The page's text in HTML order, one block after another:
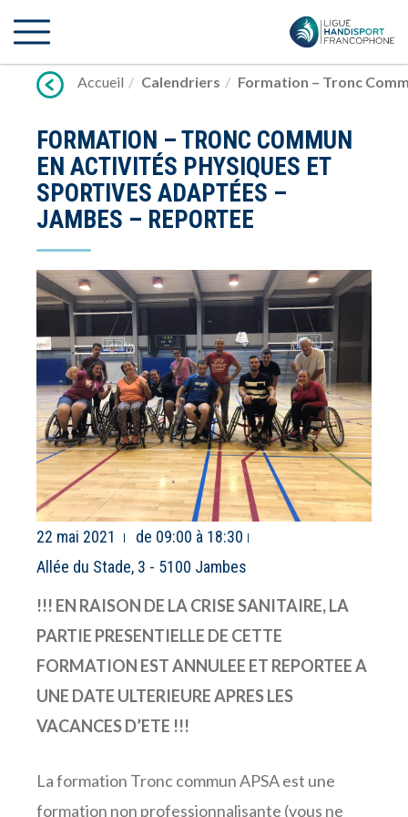
vers
Accueil
Calendriers Formation – Tronc
FORMATION – TRONC COMMUN
EN ACTIVITÉS PHYSIQUES ET
SPORTIVES ADAPTÉES –
JAMBES – REPORTEE
22 mai 2021
de 09:00 à 18:30
Allée du Stade, 3 - 5100 Jambes
!!! EN RAISON DE LA CRISE SANITAIRE, LA
PARTIE PRESENTIELLE DE CETTE
FORMATION EST ANNULEE ET REPORTEE A
UNE DATE ULTERIEURE APRES LES
VACANCES D’ETE !!!
La formation Tronc commun APSA est une
formation non professionnalisante (vous ne